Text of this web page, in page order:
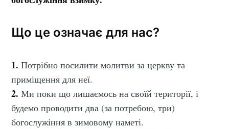
Що це означає для нас?
1. Потрібно посилити молитви за церкву та
приміщення для неї.
2. Ми поки що лишаємось на своїй території, і
будемо проводити два (за потребою, три)
богослужіння в зимовому наметі.